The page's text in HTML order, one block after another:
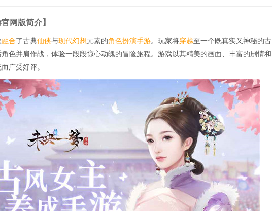
网版简介】
融合了古典仙侠与现代幻想元素的角色扮演手游。玩家将穿越至一个既真实又神秘的古
色并肩作战，体验一段段惊心动魄的冒险旅程。游戏以其精美的画面、丰富的剧情和
广受好评。